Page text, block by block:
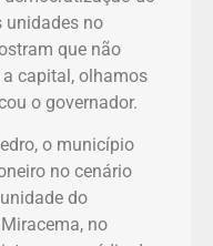
unidades no
que não
capital, olhamos
o governador.
o município
no cenário
do
no